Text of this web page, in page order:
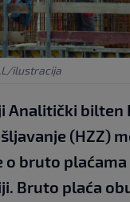
ilustracija
Analitički bilten
(HZZ)
bruto plaćama
Bruto plaća